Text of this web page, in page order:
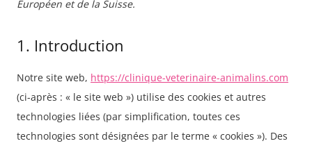
Européen et de la Suisse.
1. Introduction
Notre site web, https://clinique-veterinaire-animalins.com
(ci-après : « le site web ») utilise des cookies et autres
technologies liées (par simplification, toutes ces
technologies sont désignées par le terme « cookies »). Des